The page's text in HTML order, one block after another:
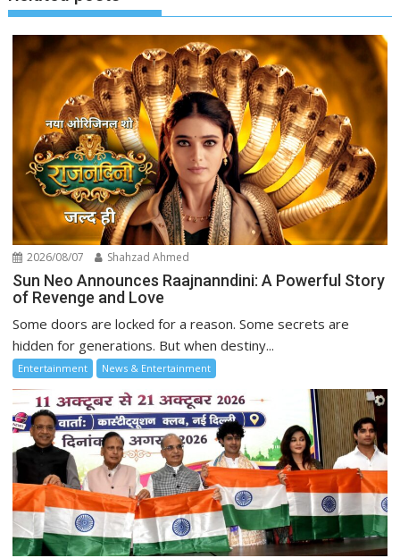
2026/08/07 Shahzad Ahmed
Sun Neo Announces Raajnanndini: A Powerful Story
of Revenge and Love
Some doors are locked for a reason. Some secrets are
hidden for generations. But when destiny...
Entertainment News & Entertainment